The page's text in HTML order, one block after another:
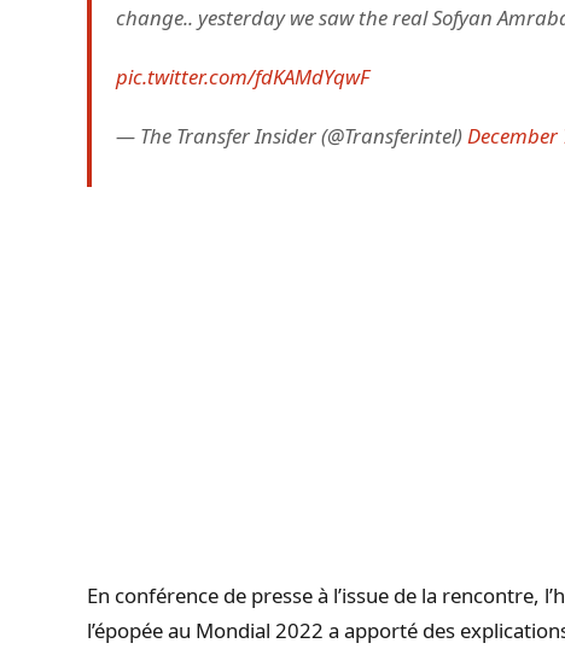
change.. yesterday we saw the real Sofyan
pic.twitter.com/fdKAMdYqwF
— The Transfer Insider (@Transferintel)December
En conférence de presse à l’issue de la rencontre,
l’épopée au Mondial 2022 a apporté des